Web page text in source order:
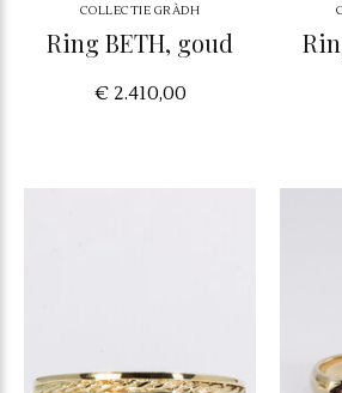
COLLECTIE GRÀDH
Ring BETH, goud
€ 2.410,00